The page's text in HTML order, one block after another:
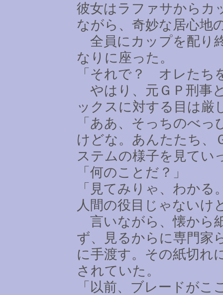
彼女はラファサからカ
ながら、奇妙な居心地
全員にカップを配り
なりに座った。
「それで？ オレたち
やはり、元ＧＰ刑事
ックスに対する目は厳
「ああ、そっちのべ
けどな。あんたたち、
ステムの様子を見てい
「何のことだ？」
「見てみりゃ、わか
人間の役目じゃないけ
言いながら、懐から
ず、見るからに専門家
に手渡す。その紙切れ
されていた。
「以前、ブレードが